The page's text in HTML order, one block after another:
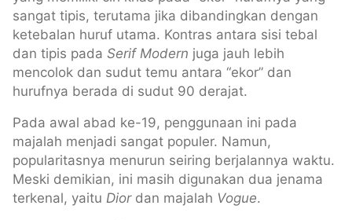
sangat tipis, terutama jika dibandingkan dengan
ketebalan huruf utama. Kontras antara sisi tebal
dan tipis pada Serif Modern juga jauh lebih
mencolok dan sudut temu antara “ekor” dan
hurufnya berada di sudut 90 derajat.
Pada awal abad ke-19, penggunaan ini pada
majalah menjadi sangat populer. Namun,
popularitasnya menurun seiring berjalannya waktu.
Meski demikian, ini masih digunakan dua jenama
terkenal, yaitu Dior dan majalah Vogue.